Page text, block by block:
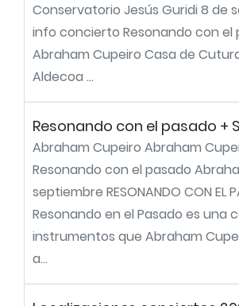
Conservatorio Jesús Guridi 8 de
info concierto Resonando con el
Abraham Cupeiro Casa de
Aldecoa ...
Resonando con el pasado +
Abraham Cupeiro Abraham
Resonando con el pasado
septiembre RESONANDO CON EL
Resonando en el Pasado es una
instrumentos que Abraham
a...